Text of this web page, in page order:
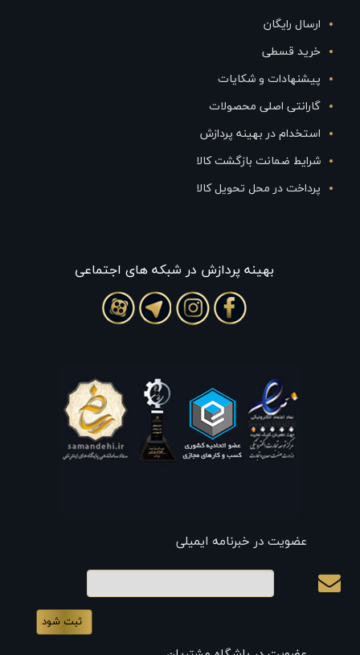
ارسال رایگان
خرید قسطی
پیشنهادات و شکایات
گارانتی اصلی محصولات
استخدام در بهینه پردازش
شرایط ضمانت بازگشت کالا
پرداخت در محل تحویل کالا
بهينه پردازش در شبکه های اجتماعی
عضویت در خبرنامه ایمیلی